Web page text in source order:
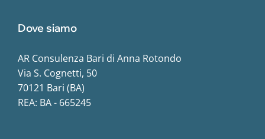
Dove siamo
AR Consulenza Bari di Anna Rotondo
Via S. Cognetti, 50
70121 Bari (BA)
REA: BA - 665245